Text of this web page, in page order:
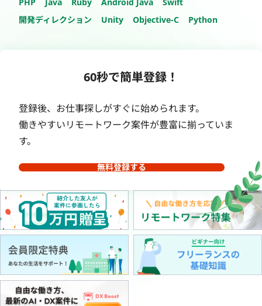
開発ディレクション
Unity Objective-C Python
60秒で簡単登録！
登録後、お仕事探しがすぐに始められます。
働きやすいリモートワーク案件が豊富に揃っていま
す。
無料登録する